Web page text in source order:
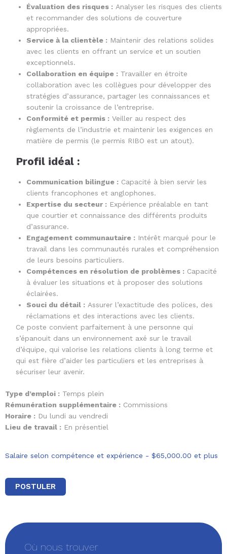
Évaluation des risques : Analyser les risques des clients
et recommander des solutions de couverture
appropriées.
Service à la clientèle : Maintenir des relations solides
avec les clients en offrant un service et un soutien
exceptionnels.
Collaboration en équipe : Travailler en étroite
collaboration avec les collègues pour développer des
stratégies d’assurance, partager les connaissances et
soutenir la croissance de l’entreprise.
Conformité et permis : Veiller au respect des
règlements de l’industrie et maintenir les exigences en
matière de permis (le permis RIBO est un atout).
Profil idéal :
Communication bilingue : Capacité à bien servir les
clients francophones et anglophones.
Expertise du secteur : Expérience préalable en tant
que courtier et connaissance des différents produits
d’assurance.
Engagement communautaire : Intérêt marqué pour le
travail dans les communautés rurales et compréhension
de leurs besoins particuliers.
Compétences en résolution de problèmes : Capacité
à évaluer les situations et à proposer des solutions
éclairées.
Souci du détail : Assurer l’exactitude des polices, des
réclamations et des interactions avec les clients.
Ce poste convient parfaitement à une personne qui
s’épanouit dans un environnement axé sur le travail
d’équipe, qui valorise les relations clients à long terme et
qui est fière d’aider les particuliers et les entreprises à
sécuriser leur avenir.
Type d’emploi : Temps plein
Rémunération supplémentaire : Commissions
Horaire : Du lundi au vendredi
Lieu de travail : En présentiel
Salaire selon compétence et expérience - $65,000.00 et plus
POSTULER
Où nous trouver